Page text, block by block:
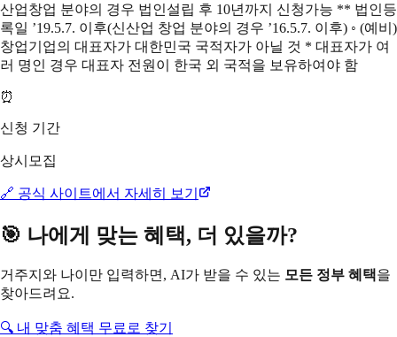
산업창업 분야의 경우 법인설립 후 10년까지 신청가능 ** 법인등
록일 ’19.5.7. 이후(신산업 창업 분야의 경우 ’16.5.7. 이후) ◦ (예비)
창업기업의 대표자가 대한민국 국적자가 아닐 것 * 대표자가 여
러 명인 경우 대표자 전원이 한국 외 국적을 보유하여야 함
⏰
신청 기간
상시모집
🔗 공식 사이트에서 자세히 보기
🎯 나에게 맞는 혜택, 더 있을까?
거주지와 나이만 입력하면, AI가 받을 수 있는 모든 정부 혜택을
찾아드려요.
🔍 내 맞춤 혜택 무료로 찾기